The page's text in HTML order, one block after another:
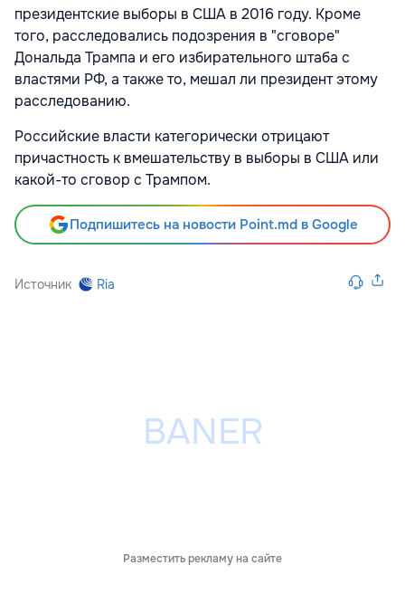
президентские выборы в США в 2016 году. Кроме
того, расследовались подозрения в "сговоре"
Дональда Трампа и его избирательного штаба с
властями РФ, а также то, мешал ли президент этому
расследованию.
Российские власти категорически отрицают
причастность к вмешательству в выборы в США или
какой-то сговор с Трампом.
Подпишитесь на новости Point.md в Google
Источник Ria
Разместить рекламу на сайте